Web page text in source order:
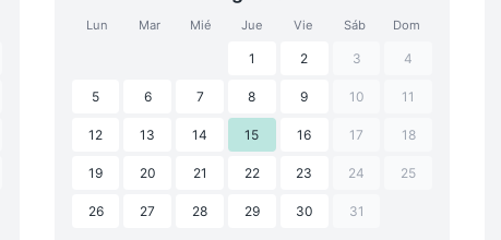
Lun Mar Mié Jue Vie Sáb Dom
1 2 3 4
5 6 7 8 9 10 11
12 13 14 15 16 17 18
19 20 21 22 23 24 25
26 27 28 29 30 31